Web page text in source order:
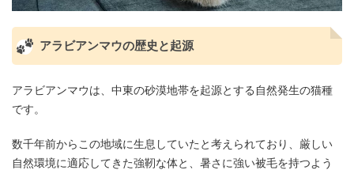
アラビアンマウの歴史と起源
アラビアンマウは、中東の砂漠地帯を起源とする自然発生の猫種
です。
数千年前からこの地域に生息していたと考えられており、厳しい
自然環境に適応してきた強靭な体と、暑さに強い被毛を持つよう